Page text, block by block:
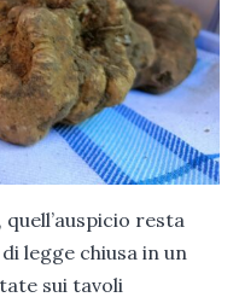
resta
legge chiusa in un
sui tavoli